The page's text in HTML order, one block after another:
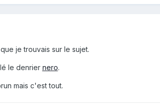
je trouvais sur le sujet.
le denrier nero.
mais c'est tout.